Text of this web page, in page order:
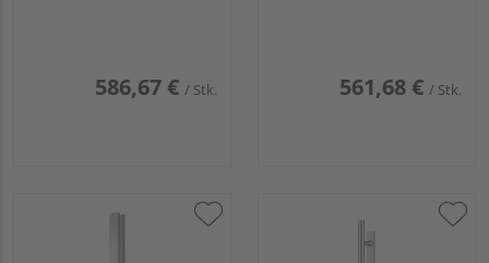
586,67 € / Stk. 561,68 € / Stk.